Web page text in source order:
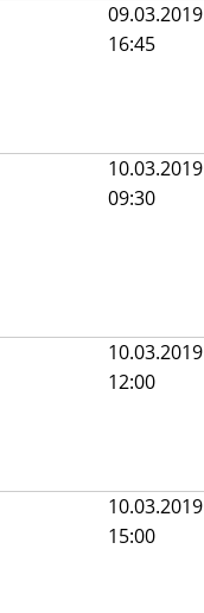
09.03.2019
16:45
10.03.2019
09:30
10.03.2019
12:00
10.03.2019
15:00